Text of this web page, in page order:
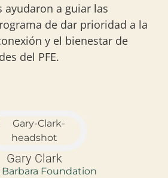
ayudaron a guiar las
de dar prioridad a la
y el bienestar de
del PFE.
Gary Clark
Barbara Foundation